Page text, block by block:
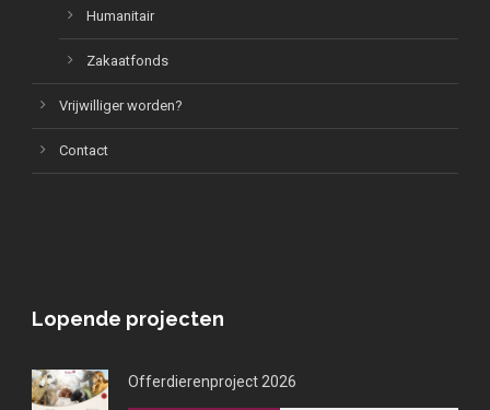
Humanitair
Zakaatfonds
Vrijwilliger worden?
Contact
Lopende projecten
Offerdierenproject 2026